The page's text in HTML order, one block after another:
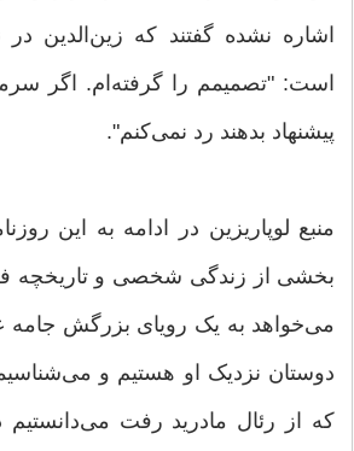
اشاره نشده ‏گفتند که زین‌الدین در
است: "تصمیمم را ‏گرفته‌ام. اگر
پیشنهاد بدهند رد نمی‌کنم". ‏
منبع لوپاریزین در ادامه به این
بخشی از ‏زندگی شخصی و تاریخچه
می‌خواهد به یک رویای ‏بزرگش جامه
دوستان نزدیک او هستیم و
که از رئال مادرید رفت می‌دانستیم